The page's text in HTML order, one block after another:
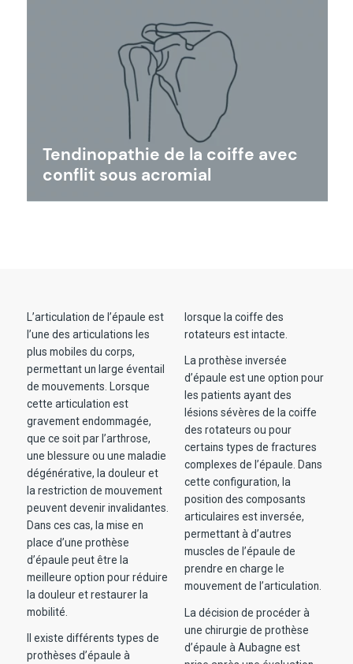
Tendinopathie de la coiffe avec
conflit sous acromial
L’articulation de l’épaule est
l’une des articulations les
plus mobiles du corps,
permettant un large éventail
de mouvements. Lorsque
cette articulation est
gravement endommagée,
que ce soit par l’arthrose,
une blessure ou une maladie
dégénérative, la douleur et
la restriction de mouvement
peuvent devenir invalidantes.
Dans ces cas, la mise en
place d’une prothèse
d’épaule peut être la
meilleure option pour réduire
la douleur et restaurer la
mobilité.
Il existe différents types de
prothèses d’épaule à
lorsque la coiffe des
rotateurs est intacte.
La prothèse inversée
d’épaule est une option pour
les patients ayant des
lésions sévères de la coiffe
des rotateurs ou pour
certains types de fractures
complexes de l’épaule. Dans
cette configuration, la
position des composants
articulaires est inversée,
permettant à d’autres
muscles de l’épaule de
prendre en charge le
mouvement de l’articulation.
La décision de procéder à
une chirurgie de prothèse
d’épaule à Aubagne est